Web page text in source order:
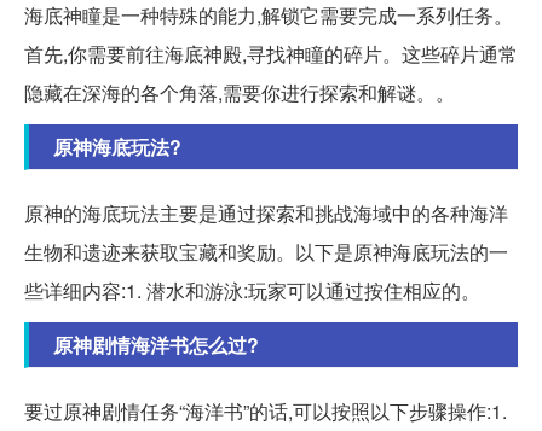
海底神瞳是一种特殊的能力,解锁它需要完成一系列任务。
首先,你需要前往海底神殿,寻找神瞳的碎片。这些碎片通常
隐藏在深海的各个角落,需要你进行探索和解谜。。
原神海底玩法?
原神的海底玩法主要是通过探索和挑战海域中的各种海洋
生物和遗迹来获取宝藏和奖励。以下是原神海底玩法的一
些详细内容:1. 潜水和游泳:玩家可以通过按住相应的。
原神剧情海洋书怎么过?
要过原神剧情任务“海洋书”的话,可以按照以下步骤操作:1.